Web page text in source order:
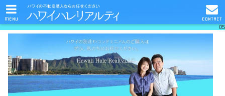
05
MENU CONTACT